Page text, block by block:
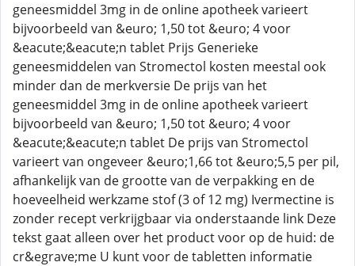
geneesmiddel 3mg in de online apotheek varieert
bijvoorbeeld van &euro; 1,50 tot &euro; 4 voor
&eacute;&eacute;n tablet Prijs Generieke
geneesmiddelen van Stromectol kosten meestal ook
minder dan de merkversie De prijs van het
geneesmiddel 3mg in de online apotheek varieert
bijvoorbeeld van &euro; 1,50 tot &euro; 4 voor
&eacute;&eacute;n tablet De prijs van Stromectol
varieert van ongeveer &euro;1,66 tot &euro;5,5 per pil,
afhankelijk van de grootte van de verpakking en de
hoeveelheid werkzame stof (3 of 12 mg) Ivermectine is
zonder recept verkrijgbaar via onderstaande link Deze
tekst gaat alleen over het product voor op de huid: de
cr&egrave;me U kunt voor de tabletten informatie